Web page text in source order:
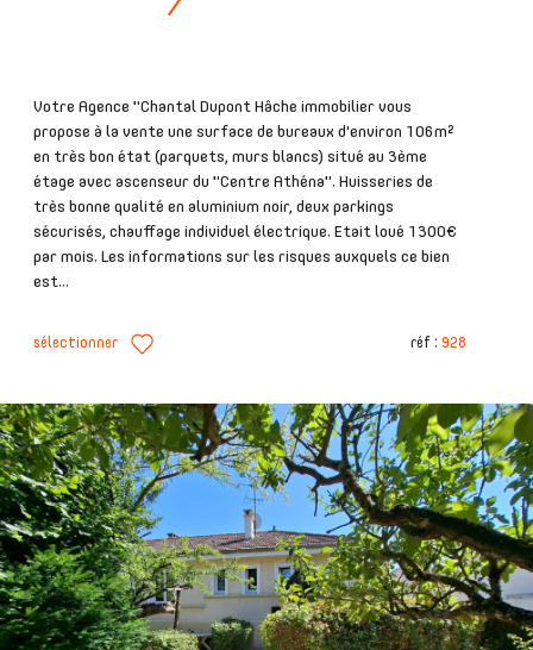
Votre Agence "Chantal Dupont Hâche immobilier vous
propose à la vente une surface de bureaux d'environ 106m²
en très bon état (parquets, murs blancs) situé au 3ème
étage avec ascenseur du "Centre Athéna". Huisseries de
très bonne qualité en aluminium noir, deux parkings
sécurisés, chauffage individuel électrique. Etait loué 1300€
par mois. Les informations sur les risques auxquels ce bien
est...
sélectionner réf : 928